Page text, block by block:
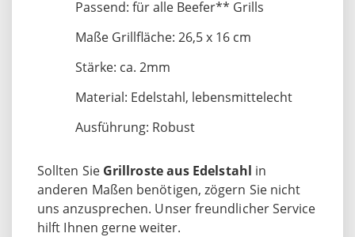
Passend: für alle Beefer** Grills
Maße Grillfläche: 26,5 x 16 cm
Stärke: ca. 2mm
Material: Edelstahl, lebensmittelecht
Ausführung: Robust
Sollten Sie Grillroste aus Edelstahl in
anderen Maßen benötigen, zögern Sie nicht
uns anzusprechen. Unser freundlicher Service
hilft Ihnen gerne weiter.